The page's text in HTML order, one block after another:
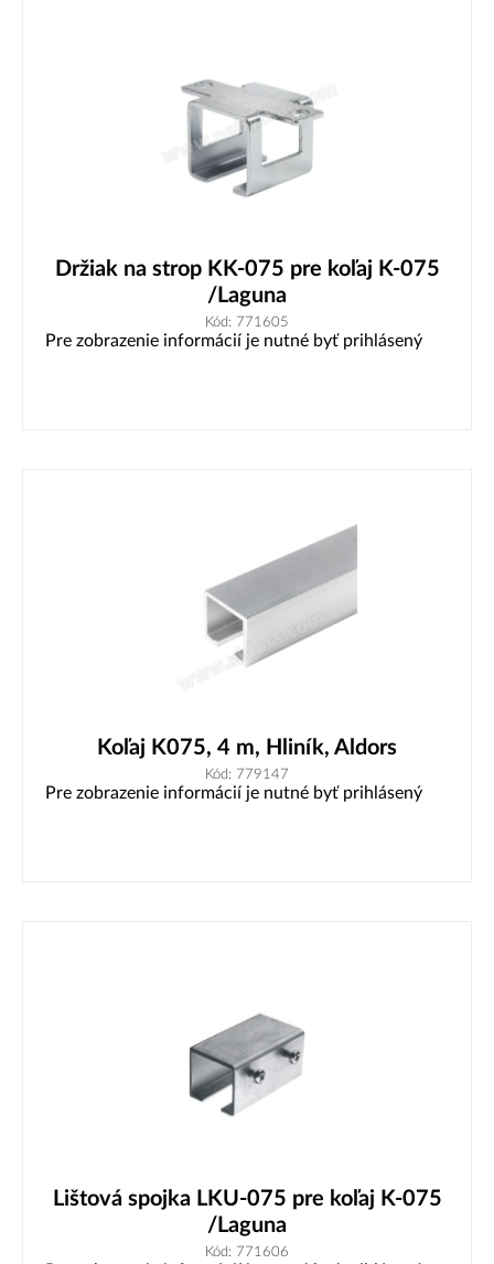
Držiak na strop KK-075 pre koľaj K-075
/Laguna
Kód: 771605
Pre zobrazenie informácií je nutné byť prihlásený
Koľaj K075, 4 m, Hliník, Aldors
Kód: 779147
Pre zobrazenie informácií je nutné byť prihlásený
Lištová spojka LKU-075 pre koľaj K-075
/Laguna
Kód: 771606